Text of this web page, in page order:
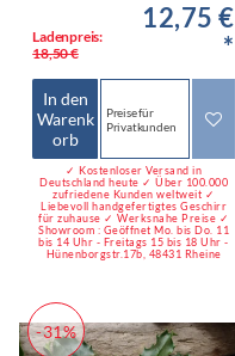
Ladenpreis:
18,50 €
12,75 €
*
In den
Warenk
orb
Preise für
Privatkunden
✓ Kostenloser Versand in
Deutschland heute ✓ Über 100.000
zufriedene Kunden weltweit ✓
Liebevoll handgefertigtes Geschirr
für zuhause ✓ Werksnahe Preise ✓
Showroom : Geöffnet Mo. bis Do. 11
bis 14 Uhr - Freitags 15 bis 18 Uhr -
Hünenborgstr.17b, 48431 Rheine
-31%